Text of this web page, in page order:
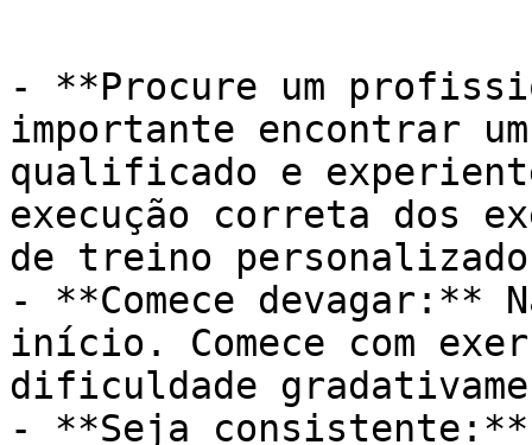
- **Procure um
importante encontrar
qualificado e
execução correta dos
de treino
- **Comece devagar:**
início. Comece com
dificuldade
- **Seja consistente:**